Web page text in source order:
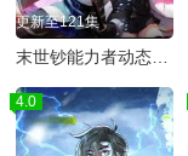
更新至121集
4.0